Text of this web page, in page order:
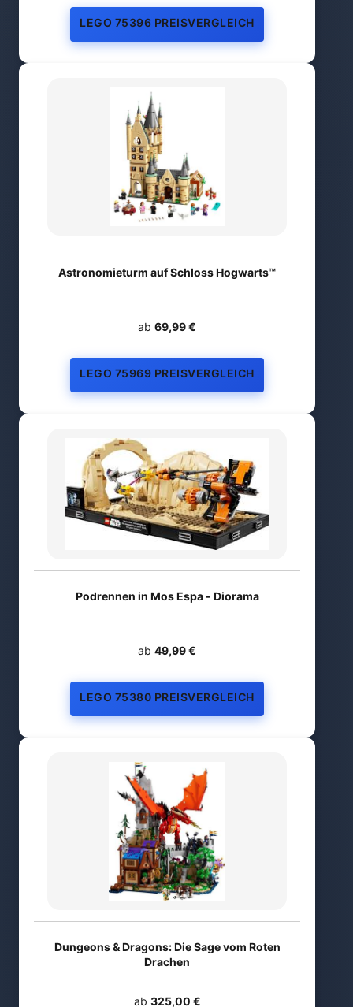
LEGO 75396 PREISVERGLEICH
Astronomieturm auf Schloss Hogwarts™
ab 69,99 €
LEGO 75969 PREISVERGLEICH
Podrennen in Mos Espa - Diorama
ab 49,99 €
LEGO 75380 PREISVERGLEICH
Dungeons & Dragons: Die Sage vom Roten
Drachen
ab 325,00 €